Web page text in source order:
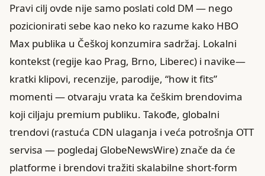
Pravi cilj ovde nije samo poslati cold DM — nego
pozicionirati sebe kao neko ko razume kako HBO
Max publika u Češkoj konzumira sadržaj. Lokalni
kontekst (regije kao Prag, Brno, Liberec) i navike—
kratki klipovi, recenzije, parodije, “how it fits”
momenti — otvaraju vrata ka češkim brendovima
koji ciljaju premium publiku. Takođe, globalni
trendovi (rastuća CDN ulaganja i veća potrošnja OTT
servisa — pogledaj GlobeNewsWire) znače da će
platforme i brendovi tražiti skalabilne short-form